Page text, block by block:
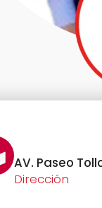
AV. Paseo
Dirección